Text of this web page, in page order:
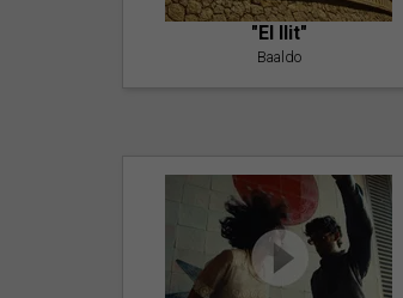
"El llit"
Baaldo